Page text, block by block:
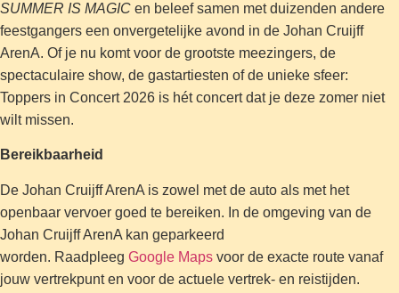
SUMMER IS MAGIC en beleef samen met duizenden andere
feestgangers een onvergetelijke avond in de Johan Cruijff
ArenA. Of je nu komt voor de grootste meezingers, de
spectaculaire show, de gastartiesten of de unieke sfeer:
Toppers in Concert 2026 is hét concert dat je deze zomer niet
wilt missen.
Bereikbaarheid
De Johan Cruijff ArenA is zowel met de auto als met het
openbaar vervoer goed te bereiken. In de omgeving van de
Johan Cruijff ArenA kan geparkeerd
worden. Raadpleeg Google Maps voor de exacte route vanaf
jouw vertrekpunt en voor de actuele vertrek- en reistijden.